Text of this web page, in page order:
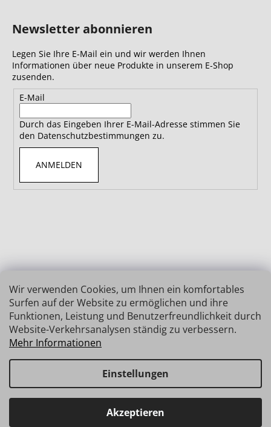
Wir verwenden Cookies, um Ihnen ein komfortables
Surfen auf der Website zu ermöglichen und ihre
Funktionen, Leistung und Benutzerfreundlichkeit durch
Website-Verkehrsanalysen ständig zu verbessern.
Mehr Informationen
Einstellungen
Akzeptieren
Haben Sie Fragen? Wir stehen Ihnen gerne zur Verfügung →
schnelle Verbindung: info@insz.at
Newsletter abonnieren
Legen Sie Ihre E-Mail ein und wir werden Ihnen
Informationen über neue Produkte in unserem E-Shop
zusenden.
E-Mail
Durch das Eingeben Ihrer E-Mail-Adresse stimmen Sie
den Datenschutzbestimmungen zu.
ANMELDEN
Erstellt von Shoptet
Copyright 2026INSIZE | MESSTECHNIK. Alle Rechte
vorbehalten.